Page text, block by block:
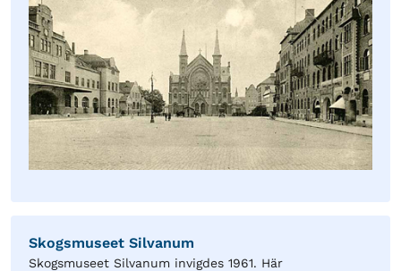
Skogsmuseet Silvanum
Skogsmuseet Silvanum invigdes 1961. Här